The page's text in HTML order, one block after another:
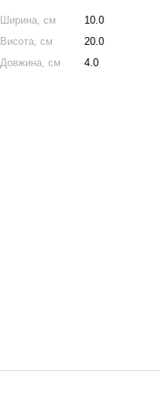
Ширина, см
10.0
Висота, см
20.0
Довжина, см
4.0